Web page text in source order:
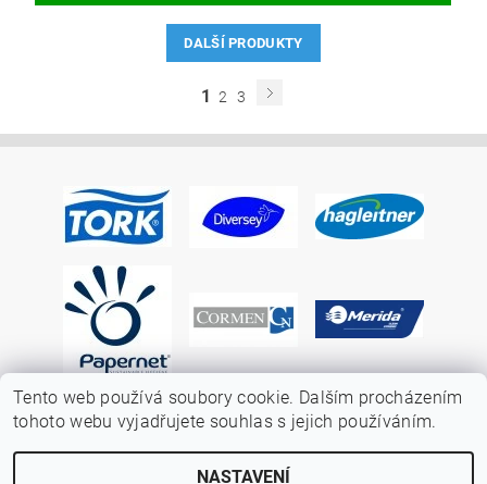
DALŠÍ PRODUKTY
1 2 3
Tento web používá soubory cookie. Dalším procházením
tohoto webu vyjadřujete souhlas s jejich používáním.
NASTAVENÍ